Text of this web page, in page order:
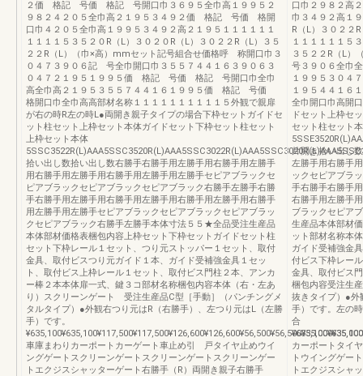
２価 格記 号価 格記 号開口巾３６９５全巾高１９９５２
９８２４２０５全巾高２１９５３４９２価 格記 号価 格開
口巾４２０５全巾高１９９５３４９２高２１９５１１１１１１
１１１１５３５２０R（L）３０２０R（L）３０２２R（L）３５
２２R（L）（巾×高）mmセット記号組合せ価格呼 称開口巾３
０４７３９０６記 号全巾開口巾３５５７４４１６３９０６３
０４７２１９５１９９５価 格記 号価 格記 号開口巾全巾
高全巾高２１９５３５５７４４１６１９９５価 格記 号価
格開口巾全巾高高部材名称１１１１１１１１１１５外観で親扉
が右の時R左の時L●両開き親子タイプの場合下枠セットガイドセ
ット柱セット上枠セット本体ガイドセット下枠セット柱セット
上枠セット本体
拾い出し数拾い出し数右勝手右勝手用左勝手用右勝手用左勝手
用右勝手用左勝手用右勝手用左勝手用左勝手セピアブラックセ
ピアブラックセピアブラックセピアブラック右勝手左勝手右勝
手右勝手用左勝手用右勝手用左勝手用右勝手用左勝手用右勝手
用左勝手用左勝手セピアブラックセピアブラックセピアブラッ
クセピアブラック右勝手左勝手本体寸法５５★全品受注生産品
本体部材価格表梱包内容上枠セット下枠セットガイドセット柱
セット下枠レール１セット、つり元ストッパー１セット、取付
金具、取付ビスつり元ガイド１本、ガイド受補強金具１セッ
ト、取付ビス上枠レール１セット、取付ビス門柱２本、アンカ
ー棒２本本体扉一式、鍵３コ部材名称梱包内容本体（右・左あ
り）スクリーンゲート 受注生産品C型［手動］（パンチングメ
タルタイプ）●外観右つり元はR（右勝手）、左つり元はL（左勝
手）です。
車庫まわりカーポートカーゲート車止め引 戸タイヤ止めウイ
ングゲートスクリーンゲートスクリーンゲートスクリーンゲー
トエクジスシャッターゲート右勝手（R）両開き親子右勝手
口巾２９８２高
巾３４９２高１
R（L）３０２２
１１１１１１５
３５２２R（L
号３９０６全巾
１９９５３０
１９５４４１
全巾開口巾高開
ドセット上枠セ
セット柱セット
片開き拾い出し
左勝手用右勝手
ックセピアブラ
手右勝手右勝手
右勝手用左勝手
ブラックセピア
生産品本体部材
ット部材名称本
ガイド受補強金
付ビス下枠レー
金具、取付ビス
梱包内容受注生
抜きタイプ）●外
手）です。左の
合
カーポートタイ
トウイングゲー
トエクジスシャ